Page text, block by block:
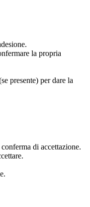
la propria
presente) per dare la
di accettazione.